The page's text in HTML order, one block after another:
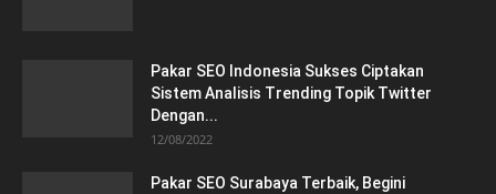
Pakar SEO Indonesia Sukses Ciptakan
Sistem Analisis Trending Topik Twitter
Dengan...
12/08/2022
Pakar SEO Surabaya Terbaik, Begini